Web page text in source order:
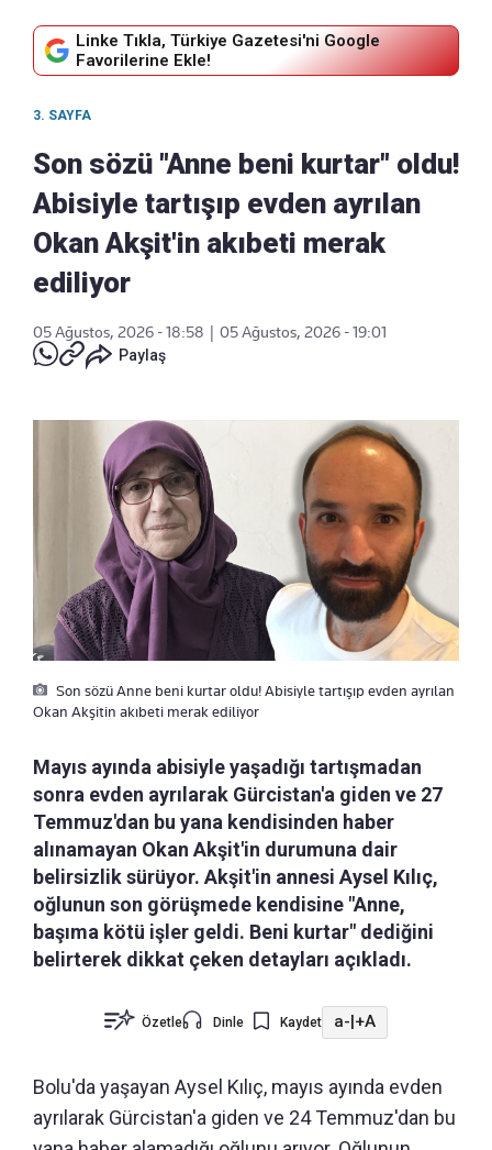
Linke Tıkla, Türkiye Gazetesi'ni Google
Favorilerine Ekle!
3. SAYFA
Son sözü "Anne beni kurtar" oldu!
Abisiyle tartışıp evden ayrılan
Okan Akşit'in akıbeti merak
ediliyor
05 Ağustos, 2026 - 18:58
05 Ağustos, 2026 - 19:01
Paylaş
Son sözü Anne beni kurtar oldu! Abisiyle tartışıp evden ayrılan
Okan Akşitin akıbeti merak ediliyor
Mayıs ayında abisiyle yaşadığı tartışmadan
sonra evden ayrılarak Gürcistan'a giden ve 27
Temmuz'dan bu yana kendisinden haber
alınamayan Okan Akşit'in durumuna dair
belirsizlik sürüyor. Akşit'in annesi Aysel Kılıç,
oğlunun son görüşmede kendisine "Anne,
başıma kötü işler geldi. Beni kurtar" dediğini
belirterek dikkat çeken detayları açıkladı.
Özetle Dinle Kaydet a-|+A
Bolu'da yaşayan Aysel Kılıç, mayıs ayında evden
ayrılarak Gürcistan'a giden ve 24 Temmuz'dan bu